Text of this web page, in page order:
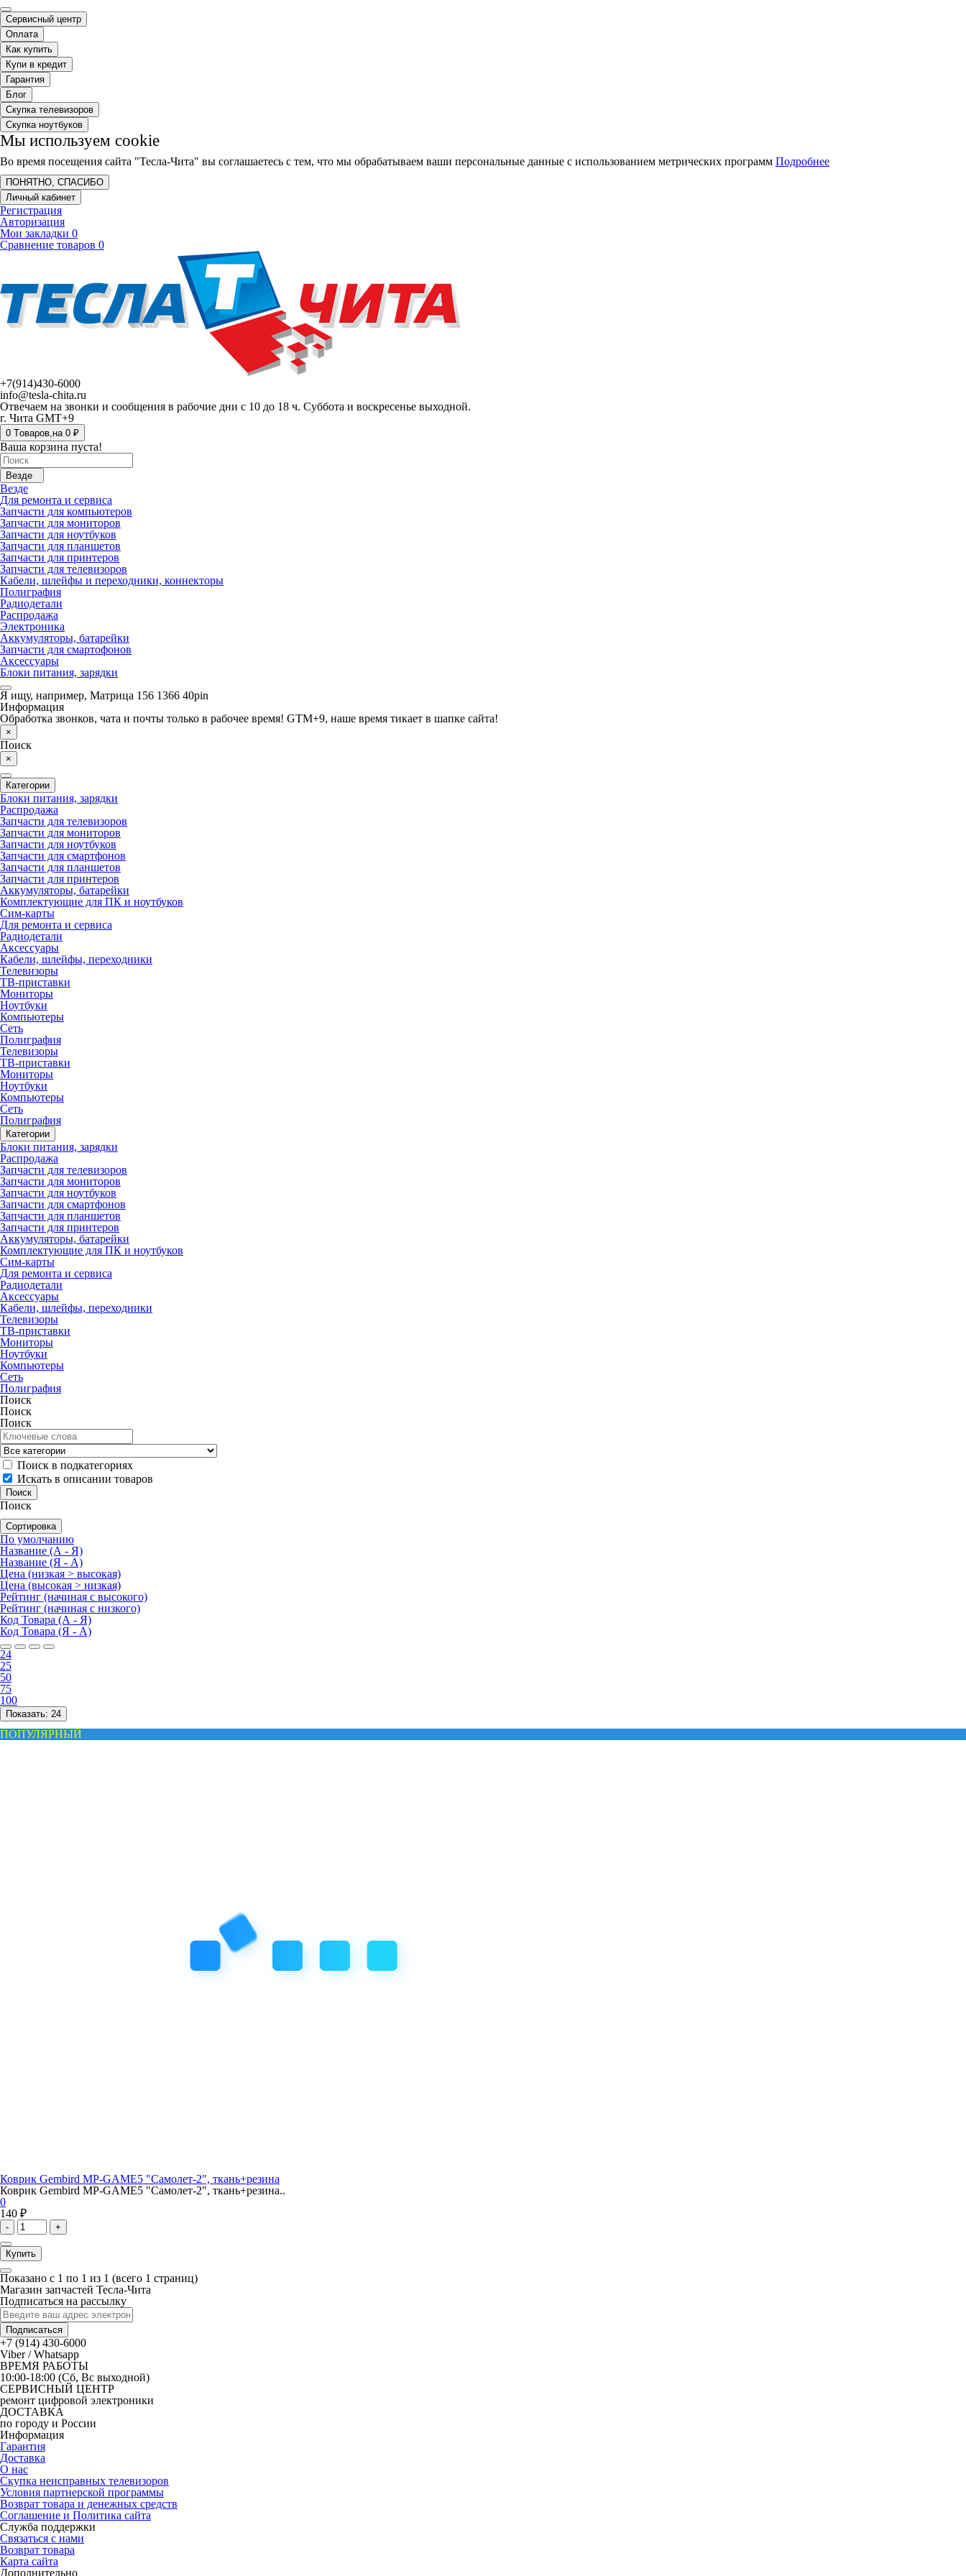
Сервисный центр
Оплата
Как купить
Купи в кредит
Гарантия
Блог
Скупка телевизоров
Скупка ноутбуков
Мы используем cookie
Во время посещения сайта "Тесла-Чита" вы соглашаетесь с тем, что мы обрабатываем ваши персональные данные с использованием метрических программ Подробнее
ПОНЯТНО, СПАСИБО
Личный кабинет
Регистрация
Авторизация
Мои закладки 0
Сравнение товаров 0
+7(914)430-6000
info@tesla-chita.ru
Отвечаем на звонки и сообщения в рабочие дни с 10 до 18 ч. Суббота и воскресенье выходной.
г. Чита GMT+9
0 Tоваров,на 0 ₽
Ваша корзина пуста!
Везде
Везде
Для ремонта и сервиса
Запчасти для компьютеров
Запчасти для мониторов
Запчасти для ноутбуков
Запчасти для планшетов
Запчасти для принтеров
Запчасти для телевизоров
Кабели, шлейфы и переходники, коннекторы
Полиграфия
Радиодетали
Распродажа
Электроника
Аккумуляторы, батарейки
Запчасти для смартофонов
Аксессуары
Блоки питания, зарядки
Я ищу, например, Матрица 156 1366 40pin
Информация
Обработка звонков, чата и почты только в рабочее время! GTM+9, наше время тикает в шапке сайта!
×
Поиск
×
Категории
Блоки питания, зарядки
Распродажа
Запчасти для телевизоров
Запчасти для мониторов
Запчасти для ноутбуков
Запчасти для смартфонов
Запчасти для планшетов
Запчасти для принтеров
Аккумуляторы, батарейки
Комплектующие для ПК и ноутбуков
Сим-карты
Для ремонта и сервиса
Радиодетали
Аксессуары
Кабели, шлейфы, переходники
Телевизоры
ТВ-приставки
Мониторы
Ноутбуки
Компьютеры
Сеть
Полиграфия
Телевизоры
ТВ-приставки
Мониторы
Ноутбуки
Компьютеры
Сеть
Полиграфия
Категории
Блоки питания, зарядки
Распродажа
Запчасти для телевизоров
Запчасти для мониторов
Запчасти для ноутбуков
Запчасти для смартфонов
Запчасти для планшетов
Запчасти для принтеров
Аккумуляторы, батарейки
Комплектующие для ПК и ноутбуков
Сим-карты
Для ремонта и сервиса
Радиодетали
Аксессуары
Кабели, шлейфы, переходники
Телевизоры
ТВ-приставки
Мониторы
Ноутбуки
Компьютеры
Сеть
Полиграфия
Поиск
Поиск
Поиск
Поиск в подкатегориях
Искать в описании товаров
Поиск
Сортировка
По умолчанию
Название (А - Я)
Название (Я - А)
Цена (низкая > высокая)
Цена (высокая > низкая)
Рейтинг (начиная с высокого)
Рейтинг (начиная с низкого)
Код Товара (А - Я)
Код Товара (Я - А)
24
25
50
75
100
Показать: 24
ПОПУЛЯРНЫЙ
Коврик Gembird MP-GAME5 "Самолет-2", ткань+резина
Коврик Gembird MP-GAME5 "Самолет-2", ткань+резина..
0
140 ₽
- +
Купить
Показано с 1 по 1 из 1 (всего 1 страниц)
Магазин запчастей Тесла-Чита
Подписаться на рассылку
Подписаться
+7 (914) 430-6000
Viber / Whatsapp
ВРЕМЯ РАБОТЫ
10:00-18:00 (Сб, Вс выходной)
СЕРВИСНЫЙ ЦЕНТР
ремонт цифровой электроники
ДОСТАВКА
по городу и России
Информация
Гарантия
Доставка
О нас
Скупка неисправных телевизоров
Условия партнерской программы
Возврат товара и денежных средств
Соглашение и Политика сайта
Служба поддержки
Связаться с нами
Возврат товара
Карта сайта
Дополнительно